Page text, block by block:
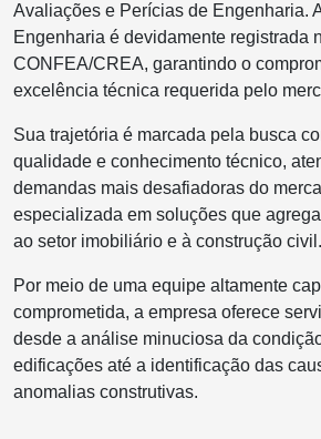
Avaliações e Perícias de Engenharia.
Engenharia é devidamente registrada
CONFEA/CREA, garantindo o
excelência técnica requerida pelo
Sua trajetória é marcada pela busca
qualidade e conhecimento técnico,
demandas mais desafiadoras do
especializada em soluções que
ao setor imobiliário e à construção civil.
Por meio de uma equipe altamente
comprometida, a empresa oferece
desde a análise minuciosa da
edificações até a identificação das
anomalias construtivas.